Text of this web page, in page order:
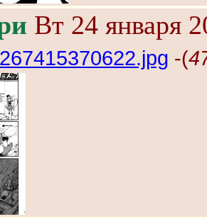
Вт 24 января
-(